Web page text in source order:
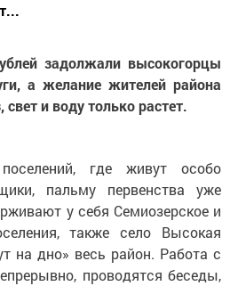
задолжали высокогорцы
а желание жителей района
свет и воду только растет.
где живут особо
пальму первенства уже
у себя Семиозерское и
также село Высокая
на дно» весь район. Работа с
проводятся беседы,